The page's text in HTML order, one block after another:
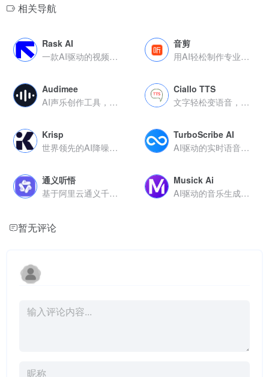
相关导航
Rask AI
一款AI驱动的视频翻译与配音工具
音剪
用AI轻松制作专业音频，从剪辑到发布一步到位
Audimee
AI声乐创作工具，轻松生成无版权限制的高质量人声
Ciallo TTS
文字轻松变语音，多风格任选，简单又好用
Krisp
世界领先的AI降噪应用
TurboScribe AI
AI驱动的实时语音转文字和多语言字幕生成平台
通义听悟
基于阿里云通义千问大模型的AI助手
Musick Ai
AI驱动的音乐生成平台，快速创作多风格原创音乐
暂无评论